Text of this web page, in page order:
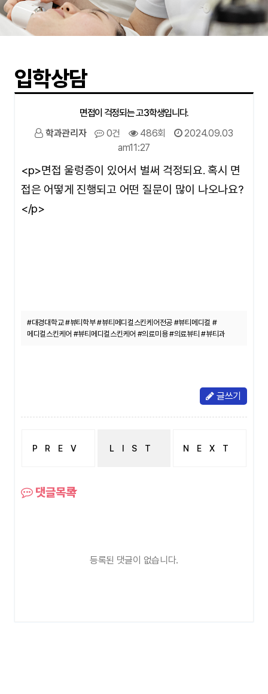
입학상담
면접이 걱정되는 고3학생입니다.
학과관리자
0건 486회
2024.09.03
am11:27
<p>면접 울렁증이 있어서 벌써 걱정되요. 혹시 면
접은 어떻게 진행되고 어떤 질문이 많이 나오나요?
</p>
#대경대학교 #뷰티학부 #뷰티메디컬스킨케어전공 #뷰티메디컬 #
메디컬스킨케어 #뷰티메디컬스킨케어 #의료미용 #의료뷰티 #뷰티과
글쓰기
PREV LIST NEXT
댓글목록
등록된 댓글이 없습니다.